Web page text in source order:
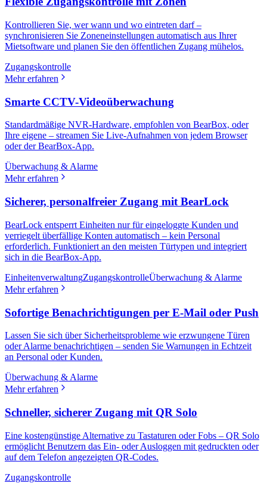
Kontrollieren Sie, wer wann und wo eintreten darf –
synchronisieren Sie Zoneneinstellungen automatisch aus Ihrer
Mietsoftware und planen Sie den öffentlichen Zugang mühelos.
Zugangskontrolle
Mehr erfahren
Smarte CCTV-Videoüberwachung
Standardmäßige NVR-Hardware, empfohlen von BearBox, oder
Ihre eigene – streamen Sie Live-Aufnahmen von jedem Browser
oder der BearBox-App.
Überwachung & Alarme
Mehr erfahren
Sicherer, personalfreier Zugang mit BearLock
BearLock entsperrt Einheiten nur für eingeloggte Kunden und
verriegelt überfällige Konten automatisch – kein Personal
erforderlich. Funktioniert an den meisten Türtypen und integriert
sich in die BearBox-App.
EinheitenverwaltungZugangskontrolleÜberwachung & Alarme
Mehr erfahren
Sofortige Benachrichtigungen per E-Mail oder Push
Lassen Sie sich über Sicherheitsprobleme wie erzwungene Türen
oder Alarme benachrichtigen – senden Sie Warnungen in Echtzeit
an Personal oder Kunden.
Überwachung & Alarme
Mehr erfahren
Schneller, sicherer Zugang mit QR Solo
Eine kostengünstige Alternative zu Tastaturen oder Fobs – QR Solo
ermöglicht Benutzern das Ein- oder Ausloggen mit gedruckten oder
auf dem Telefon angezeigten QR-Codes.
Zugangskontrolle